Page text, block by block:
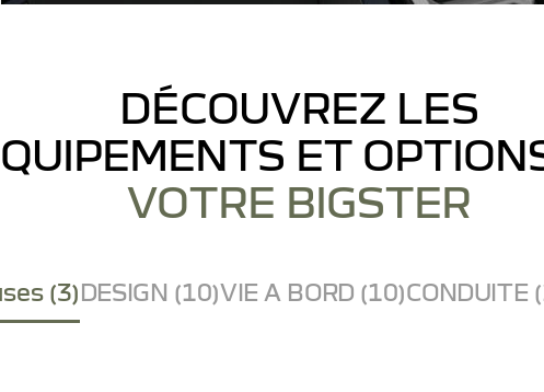
DÉCOUVREZ LES
ET
VOTRE BIGSTER
(3)DESIGN (10)VIE A BORD (10)CONDUITE